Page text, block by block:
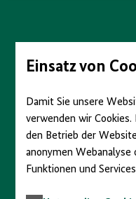
Seiteninhalt
springenEinsatz von
Damit Sie unsere
verwenden wir
den Betrieb der
anonymen
Funktionen und